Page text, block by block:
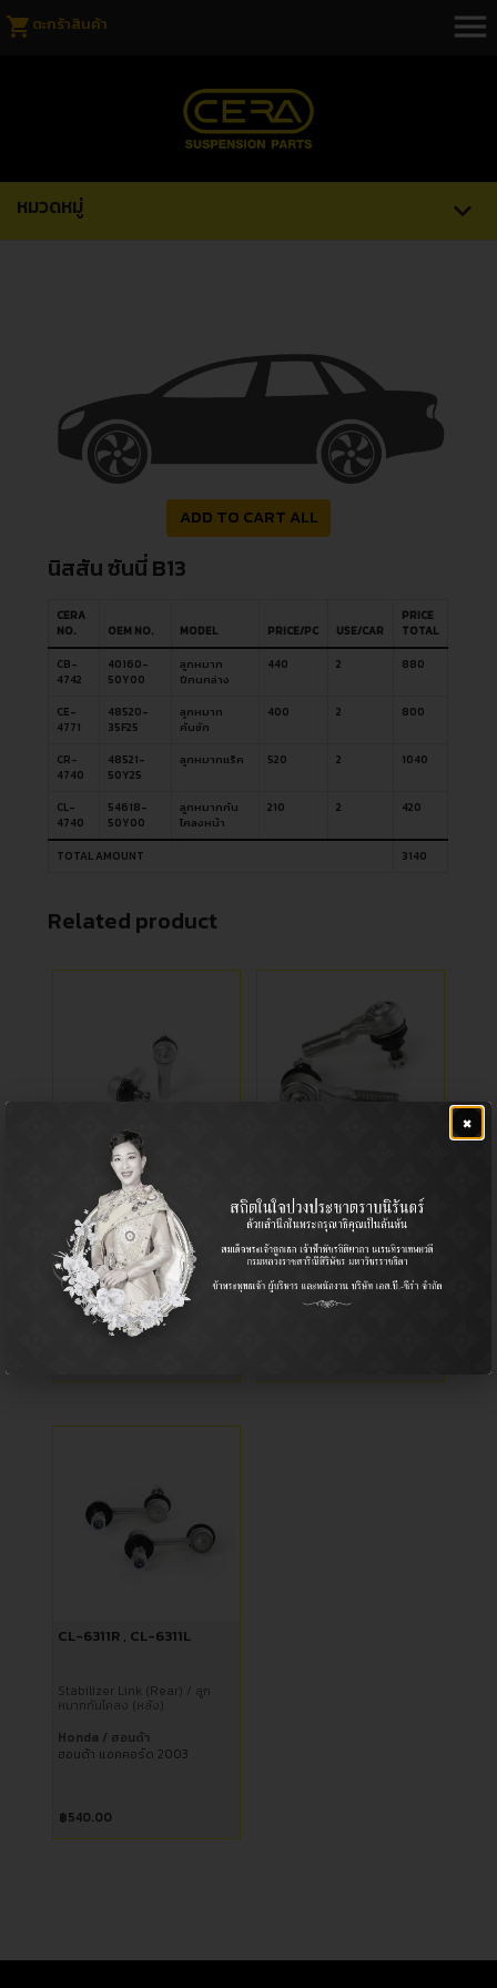
shopping_cart ตะกร้าสินค้า menu
หมวดหมู่ expand_more
ADD TO CART ALL
นิสสัน ซันนี่ B13
CERA
NO.
OEM NO. MODEL PRICE/PC USE/CAR
PRICE
TOTAL
CB-
4742
40160-
50Y00
ลูกหมาก
ปีกนกล่าง
440 2 880
CE-
4771
48520-
35F25
ลูกหมาก
คันชัก
400 2 800
CR-
4740
48521-
50Y25
ลูกหมากแร็ค 520 2 1040
CL-
4740
54618-
50Y00
ลูกหมากกัน
โคลงหน้า
210 2 420
TOTAL AMOUNT 3140
Related product
Tie Rod End / ลูกหมากคันชัก
Ford / ฟอร์ด, Mazda / มาสด้า
RANGER 2002- (4WD),
FIGHTER 2002- (4WD)
Tie Rod End / ลูกหมากคันชัก
Nissan / นิสสัน
นิสสัน ฟรอนเทียร์ เกลียวนอก
CL-6311R , CL-6311L
Stabilizer Link (Rear) / ลูก
หมากกันโคลง (หลัง)
Honda / ฮอนด้า
ฮอนด้า แอคคอร์ด 2003
฿540.00
×